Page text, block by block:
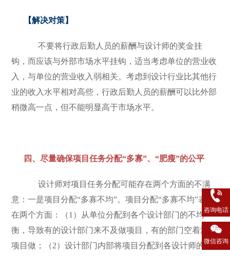
【解决对策】
不要将行政后勤人员的薪酬与设计师的奖金挂
钩，而应该与外部市场水平挂钩，适当考虑单位的营业收
入，与单位的营业收入弱相关。考虑到设计行业比其他行
业的收入水平相对高些，行政后勤人员的薪酬可以比外部
稍微高一点，但不能明显高于市场水平。
四、尽量确保项目任务分配“多寡”、“肥瘦”的公平
设计师对项目任务分配可能存在两个方面的不满
意：一是项目分配“多寡不均”。项目分配“多寡不均”表现
在两个方面：（1）从单位分配到各个设计部门的不均
衡，导致有的设计部门来不及做项目，有的部门空着没有
项目做；（2）设计部门内部将项目分配到各设计师的不
咨询电话
微信咨询